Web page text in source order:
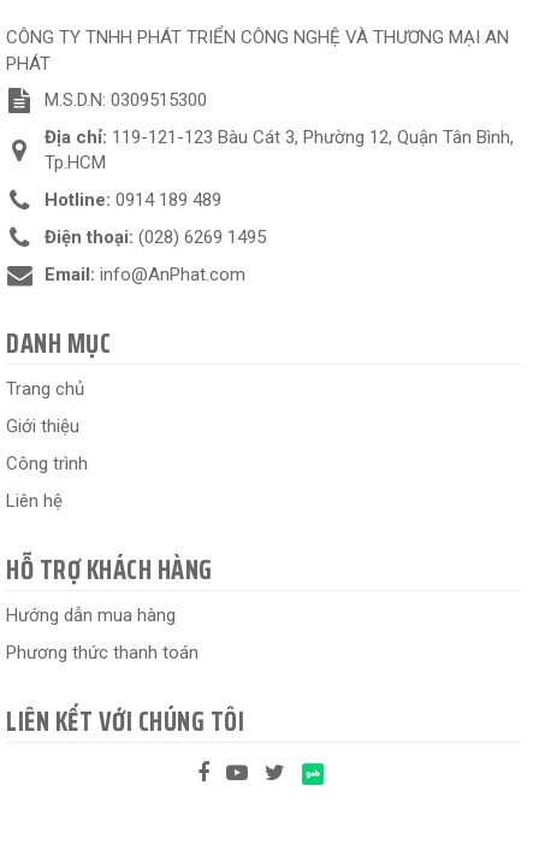
CÔNG TY TNHH PHÁT TRIỂN CÔNG NGHỆ VÀ THƯƠNG MẠI AN
PHÁT
M.S.D.N: 0309515300
Địa chỉ: 119-121-123 Bàu Cát 3, Phường 12, Quận Tân Bình,
Tp.HCM
Hotline: 0914 189 489
Điện thoại: (028) 6269 1495
Email: info@AnPhat.com
DANH MỤC
Trang chủ
Giới thiệu
Công trình
Liên hệ
HỖ TRỢ KHÁCH HÀNG
Hướng dẫn mua hàng
Phương thức thanh toán
LIÊN KẾT VỚI CHÚNG TÔI